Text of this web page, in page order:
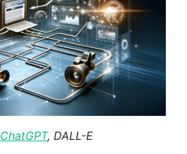
ChatGPT, DALL-E